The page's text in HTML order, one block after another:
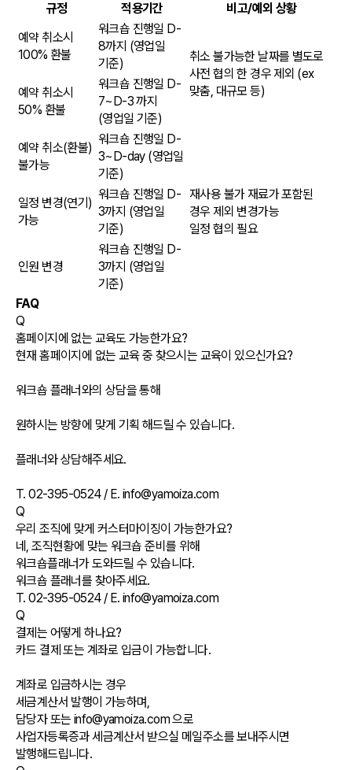
규정
적용기간
비고/예외 상황
예약 취소시
100% 환불
워크숍 진행일 D-
8까지 (영업일
기준)
취소 불가능한 날짜를 별도로
사전 협의 한 경우 제외 (ex
맞춤, 대규모 등)
예약 취소시
50% 환불
워크숍 진행일 D-
7~D-3 까지
(영업일 기준)
예약 취소(환불)
불가능
워크숍 진행일 D-
3~D-day(영업일
기준)
일정 변경(연기)
가능
워크숍 진행일 D-
3까지 (영업일
기준)
재사용 불가 재료가 포함된
경우 제외 변경가능
일정 협의 필요
인원 변경
워크숍 진행일 D-
3까지 (영업일
기준)
FAQ
Q
홈페이지에 없는 교육도 가능한가요?
현재 홈페이지에 없는 교육 중 찾으시는 교육이 있으신가요?
워크숍 플래너와의 상담을 통해
원하시는 방향에 맞게 기획 해드릴 수 있습니다.
플래너와 상담해주세요.
T. 02-395-0524 / E. info@yamoiza.com
Q
우리 조직에 맞게 커스터마이징이 가능한가요?
네, 조직현황에 맞는 워크숍 준비를 위해
워크숍플래너가 도와드릴 수 있습니다.
워크숍 플래너를 찾아주세요.
T. 02-395-0524 / E. info@yamoiza.com
Q
결제는 어떻게 하나요?
카드 결제 또는 계좌로 입금이 가능합니다.
계좌로 입금하시는 경우
세금계산서 발행이 가능하며,
담당자 또는 info@yamoiza.com 으로
사업자등록증과 세금계산서 받으실 메일주소를 보내주시면
발행해드립니다.